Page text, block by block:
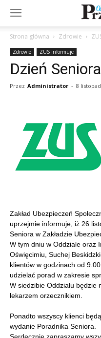
Strona główna Zdrowie
Zdrowie ZUS informuje
Dzień Seniora
Przez Administrator - 8
Zakład Ubezpieczeń
uprzejmie informuje, iż 26
Seniora w Zakładzie
W tym dniu w Oddziale oraz
Oświęcimiu, Suchej
klientów w godzinach od
udzielać porad w zakresie
W siedzibie Oddziału
lekarzem orzecznikiem.
Ponadto wszyscy klienci
wydanie Poradnika Seniora.